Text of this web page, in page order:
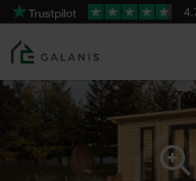
Prodotto:
BETULLA 1 Pareti da 44 mm
6300 €